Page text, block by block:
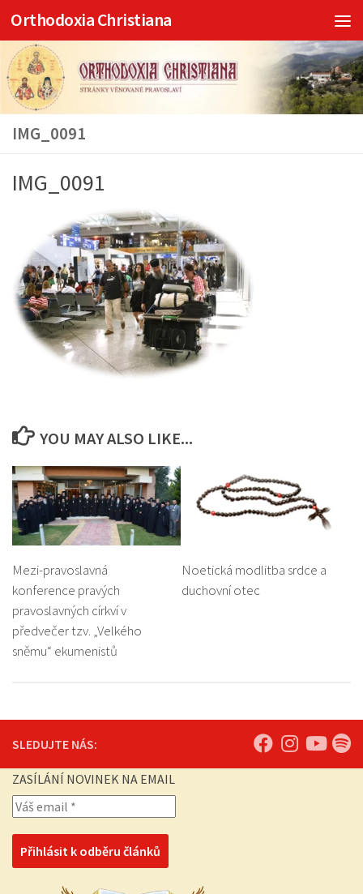
Skip to content
Orthodoxia Christiana
IMG_0091
IMG_0091
YOU MAY ALSO LIKE...
Mezi-pravoslavná
konference pravých
pravoslavných církví v
předvečer tzv. „Velkého
sněmu“ ekumenistů
Noetická modlitba srdce a
duchovní otec
SLEDUJTE NÁS:
ZASÍLÁNÍ NOVINEK NA EMAIL